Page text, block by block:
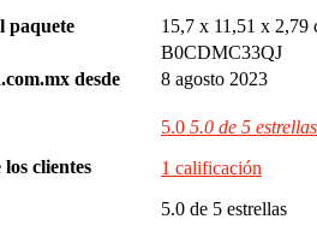
paquete
15,7 x 11,51 x 2,79
B0CDMC33QJ
desde
8 agosto 2023
clientes
5.0 5.0 de 5 estrellas
1 calificación
5.0 de 5 estrellas